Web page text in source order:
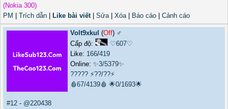
(Nokia 300)
PM
Trích dẫn Like bài viết| Sửa| Xóa| Báo cáo Cảnh cáo
Volt9xkul (Off) ♂️
Cấp độ:
♡607♡
Like: 166/419
Online: ✨3/5379✨
????? ⚡??/??⚡
🩸67/4139🩸 🌟0/1693🌟
#12 - @220438